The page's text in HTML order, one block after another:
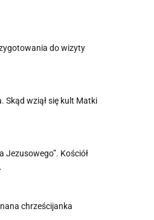
do wizyty
Skąd wziął się kult Matki
Jezusowego”. Kościół
chrześcijanka